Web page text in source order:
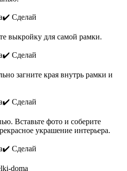
выкройку для самой рамки.
загните края внутрь рамки и
Вставьте фото и соберите
украшение интерьера.
doma